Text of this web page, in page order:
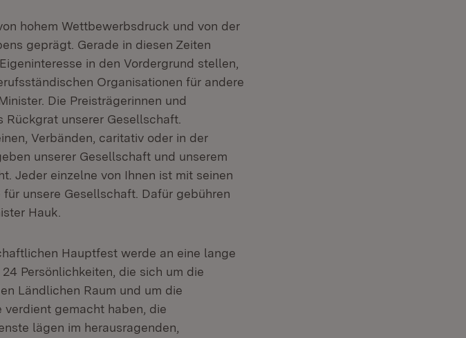
hohem Wettbewerbsdruck und von der
geprägt. Gerade in diesen Zeiten
in den Vordergrund stellen,
Organisationen für andere
Die Preisträgerinnen und
unserer Gesellschaft.
Verbänden, caritativ oder in der
unserer Gesellschaft und unserem
Jeder einzelne von Ihnen ist mit seinen
unsere Gesellschaft. Dafür gebühren
Hauk.
Hauptfest werde an eine lange
Persönlichkeiten, die sich um die
Ländlichen Raum und um die
gemacht haben, die
lägen im herausragenden,